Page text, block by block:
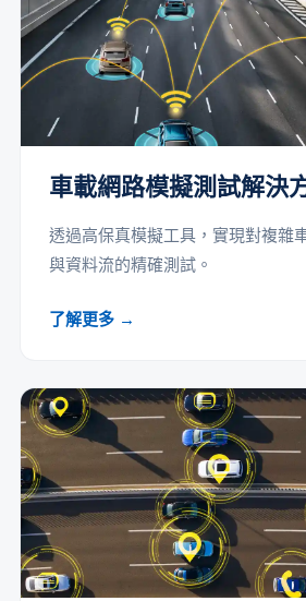
車載網路模擬測試解決
透過高保真模擬工具，實現對複雜
與資料流的精確測試。
了解更多 →